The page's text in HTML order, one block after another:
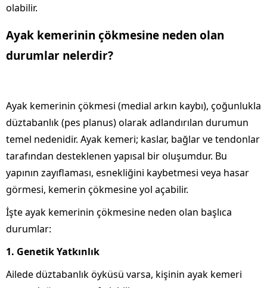
olabilir.
Ayak kemerinin çökmesine neden olan
durumlar nelerdir?
Ayak kemerinin çökmesi (medial arkın kaybı), çoğunlukla
düztabanlık (pes planus) olarak adlandırılan durumun
temel nedenidir. Ayak kemeri; kaslar, bağlar ve tendonlar
tarafından desteklenen yapısal bir oluşumdur. Bu
yapının zayıflaması, esnekliğini kaybetmesi veya hasar
görmesi, kemerin çökmesine yol açabilir.
İşte ayak kemerinin çökmesine neden olan başlıca
durumlar:
1. Genetik Yatkınlık
Ailede düztabanlık öyküsü varsa, kişinin ayak kemeri